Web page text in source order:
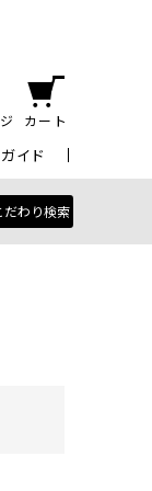
カート
イド
だわり検索